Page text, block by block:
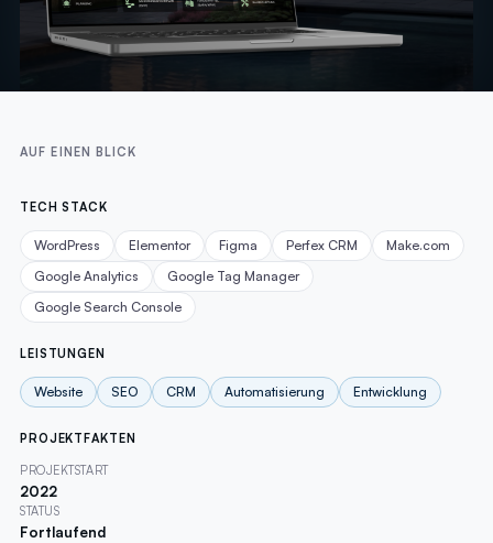
AUF EINEN BLICK
TECH STACK
WordPress Elementor Figma Perfex CRM
Make.com
Google Analytics
Google Tag Manager
Google Search Console
LEISTUNGEN
Website SEO CRM Automatisierung Entwicklung
PROJEKTFAKTEN
PROJEKTSTART
2022
STATUS
Fortlaufend